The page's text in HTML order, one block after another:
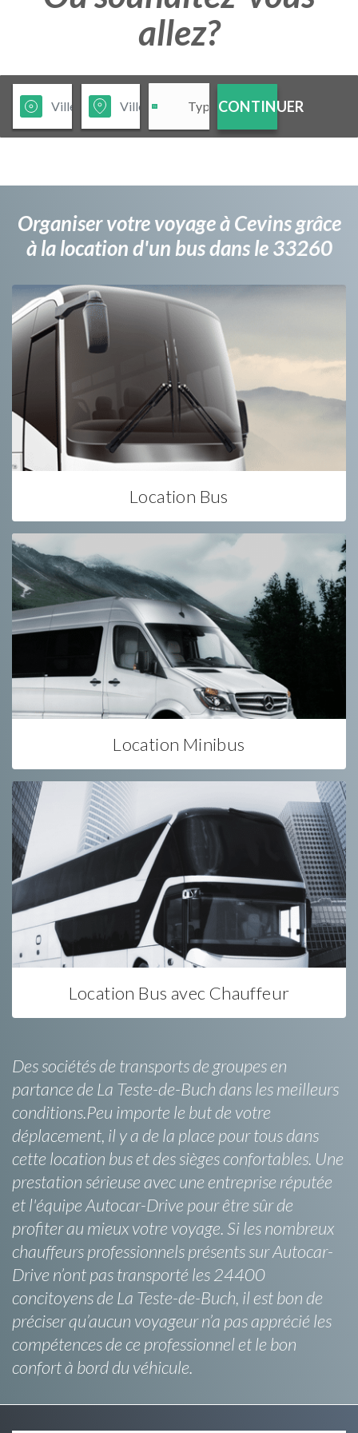
allez?
CONTINUER
Organiser votre voyage à Cevins grâce
à la location d'un bus dans le 33260
Location Bus
Location Minibus
Location Bus avec Chauffeur
Des sociétés de transports de groupes en
partance de La Teste-de-Buch dans les meilleurs
conditions.Peu importe le but de votre
déplacement, il y a de la place pour tous dans
cette location bus et des sièges confortables. Une
prestation sérieuse avec une entreprise réputée
et l'équipe Autocar-Drive pour être sûr de
profiter au mieux votre voyage. Si les nombreux
chauffeurs professionnels présents sur Autocar-
Drive n’ont pas transporté les 24400
concitoyens de La Teste-de-Buch, il est bon de
préciser qu’aucun voyageur n’a pas apprécié les
compétences de ce professionnel et le bon
confort à bord du véhicule.